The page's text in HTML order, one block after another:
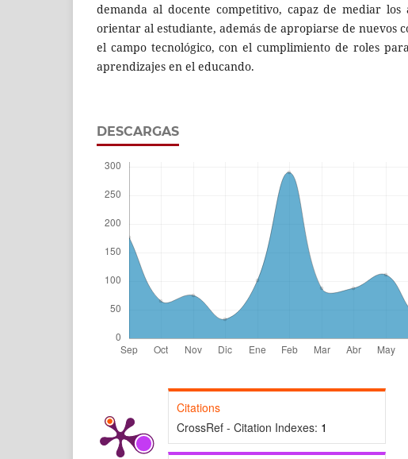
demanda al docente competitivo, capaz de mediar los
orientar al estudiante, además de apropiarse de nuevos
el campo tecnológico, con el cumplimiento de roles
aprendizajes en el educando.
DESCARGAS
Citations
CrossRef - Citation Indexes: 1